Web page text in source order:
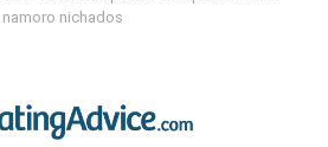
namoro nichados